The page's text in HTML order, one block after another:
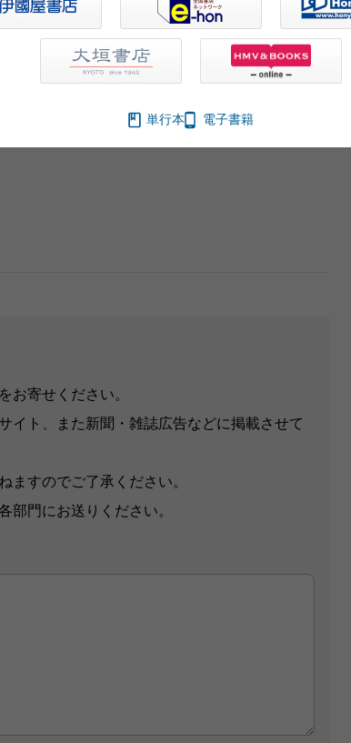
お寄せください。
イト、また新聞・雑誌広告などに掲載させて
ますのでご了承ください。
部門にお送りください。
単行本 電子書籍